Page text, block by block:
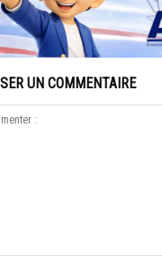
UN COMMENTAIRE